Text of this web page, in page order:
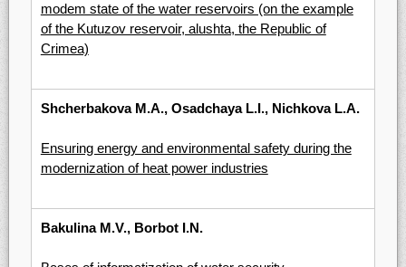
modem state of the water reservoirs (on the example
of the Kutuzov reservoir, alushta, the Republic of
Crimea)
Shcherbakova M.A., Osadchaya L.I., Nichkova L.A.
Ensuring energy and environmental safety during the
modernization of heat power industries
Bakulina M.V., Borbot I.N.